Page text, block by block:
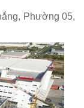
Phường 05,